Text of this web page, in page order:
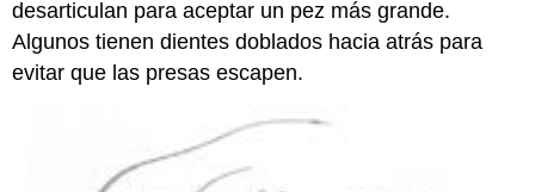
desarticulan para aceptar un pez más grande.
Algunos tienen dientes doblados hacia atrás para
evitar que las presas escapen.